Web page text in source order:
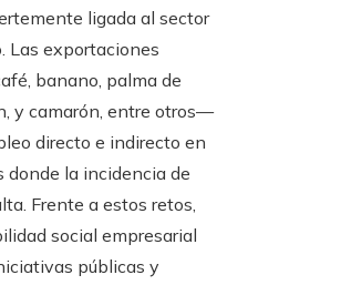
ligada al sector
Las exportaciones
banano, palma de
y camarón, entre otros—
directo e indirecto en
donde la incidencia de
Frente a estos retos,
social empresarial
públicas y